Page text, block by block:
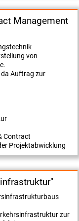
Management
von
Auftrag zur
Contract
Projektabwicklung
zur